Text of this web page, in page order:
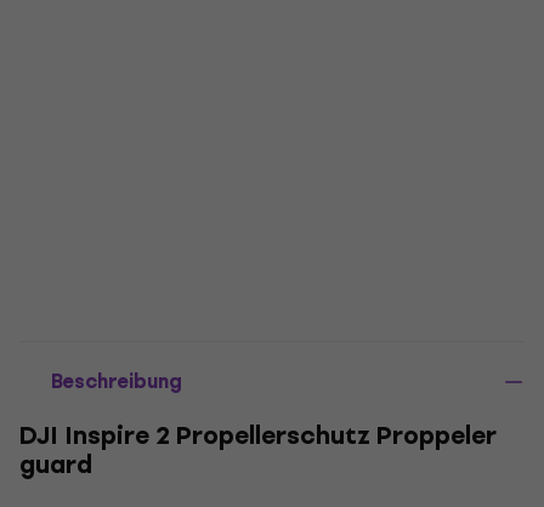
Beschreibung
DJI Inspire 2 Propellerschutz Proppeler
guard